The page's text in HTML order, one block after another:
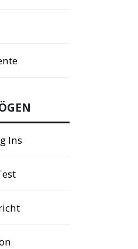
Ins